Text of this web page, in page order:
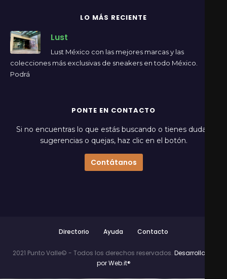
LO MÁS RECIENTE
Lust
Lust México con las mejores marcas y las
colecciones más exclusivas de sneakers en todo México.
Podrá
PONTE EN CONTACTO
Si no encuentras lo que estás buscando o tienes dudas,
sugerencias o quejas, haz clic en el botón.
Contátanos
Directorio Ayuda Contacto
2021 Punto Valle© - Todos los derechos reservados. Desarrollado
por Web.it®